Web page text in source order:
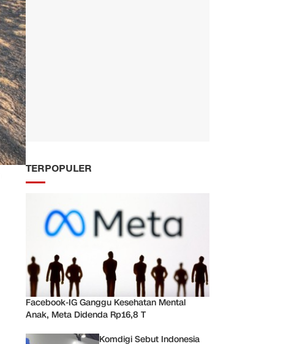
TERPOPULER
Facebook-IG Ganggu Kesehatan Mental
Anak, Meta Didenda Rp16,8 T
Komdigi Sebut Indonesia